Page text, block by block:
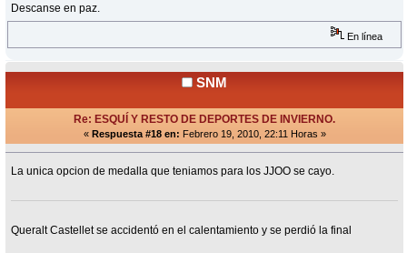
Descanse en paz.
En línea
SNM
Re: ESQUÍ Y RESTO DE DEPORTES DE INVIERNO.
« Respuesta #18 en: Febrero 19, 2010, 22:11 Horas »
La unica opcion de medalla que teniamos para los JJOO se cayo.
Queralt Castellet se accidentó en el calentamiento y se perdió la final